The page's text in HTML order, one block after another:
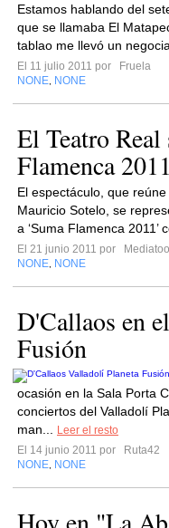
Estamos hablando del
que se llamaba El
tablao me llevó un
El 11 julio 2011 por
Fruela
NONE NONE
El Teatro Real
Flamenca
El espectáculo, que
Mauricio Sotelo, se
a ‘Suma Flamenca 2011’
El 21 junio 2011 por
NONE NONE
D'Callaos en
Fusión
ocasión en la Sala Porta
conciertos del Valladolí
man...
Leer el resto
El 14 junio 2011 por
Ruta42
NONE NONE